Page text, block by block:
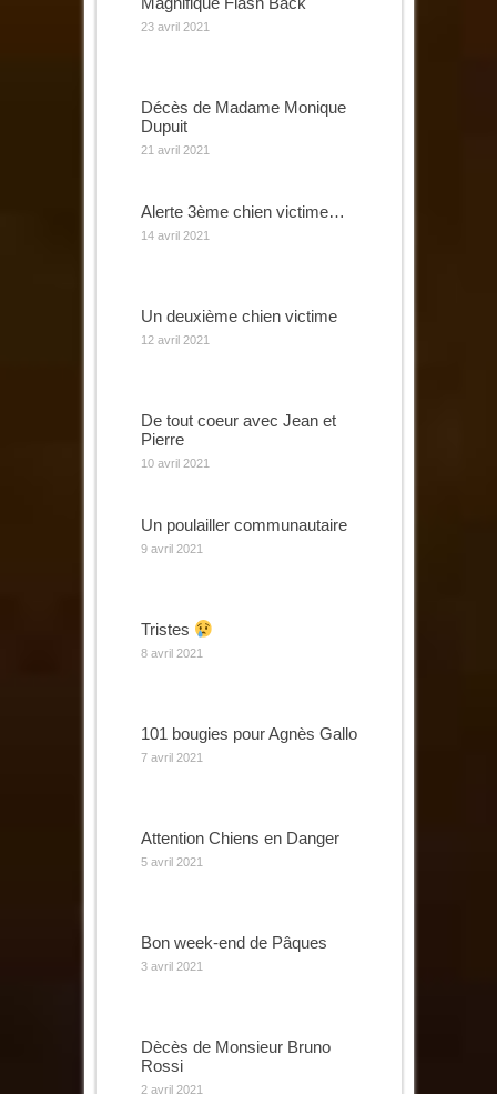
23 avril 2021
Décès de Madame Monique
Dupuit
21 avril 2021
Alerte 3ème chien victime…
14 avril 2021
Un deuxième chien victime
12 avril 2021
De tout coeur avec Jean et
Pierre
10 avril 2021
Un poulailler communautaire
9 avril 2021
Tristes
8 avril 2021
101 bougies pour Agnès Gallo
7 avril 2021
Attention Chiens en Danger
5 avril 2021
Bon week-end de Pâques
3 avril 2021
Dècès de Monsieur Bruno
Rossi
2 avril 2021